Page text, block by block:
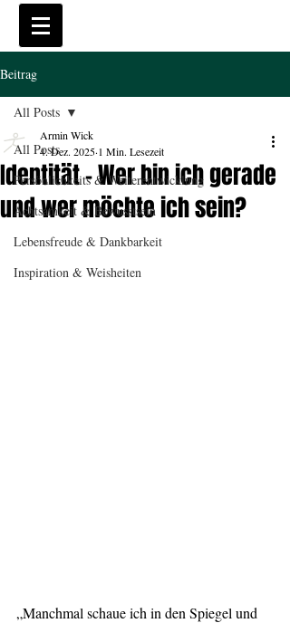
Beitrag
All Posts
Persönlichkeits & Weiterentwicklung
Achtsamkeit & Bewusstsein
Lebensfreude & Dankbarkeit
Inspiration & Weisheiten
All Posts
Identität – Wer bin ich gerade
und wer möchte ich sein?
Armin Wick
4. Dez. 2025 1 Min. Lesezeit
„Manchmal schaue ich in den Spiegel und